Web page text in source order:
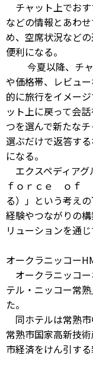
チャット上でおす
などの情報とあわ
め、空席状況など
便利になる。
今夏以降、チャ
や価格帯、レビュ
的に旅行をイメー
ット上に戻って会
つを選んで新たな
選ぶだけで返答す
になる。
エクスペディア
ｆｏｒｃｅ ｏｆ
る）」という考え
経験やつながりの
リューションを通
オークラニッコー
オークラニッコ
テル・ニッコー常
た。
同ホテルは常熟
常熟市国家高新技
市経済をけん引す